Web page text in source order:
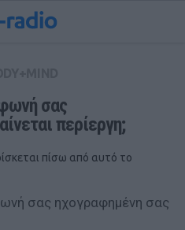
φωνή σας
περίεργη;
πίσω από αυτό το